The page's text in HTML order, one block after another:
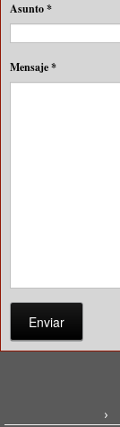
Asunto*
Mensaje*
Enviar